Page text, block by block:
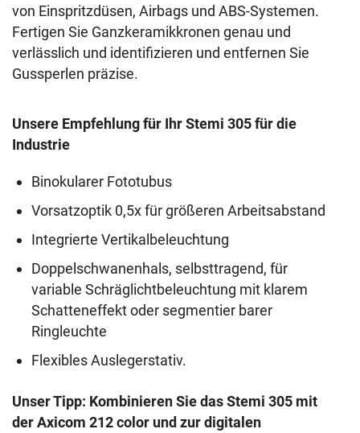
von Einspritzdüsen, Airbags und ABS-Systemen.
Fertigen Sie Ganzkeramikkronen genau und
verlässlich und identifizieren und entfernen Sie
Gussperlen präzise.
Unsere Empfehlung für Ihr Stemi 305 für die
Industrie
Binokularer Fototubus
Vorsatzoptik 0,5x für größeren Arbeitsabstand
Integrierte Vertikalbeleuchtung
Doppelschwanenhals, selbsttragend, für
variable Schräglichtbeleuchtung mit klarem
Schatteneffekt oder segmentier barer
Ringleuchte
Flexibles Auslegerstativ.
Unser Tipp: Kombinieren Sie das Stemi 305 mit
der Axicom 212 color und zur digitalen